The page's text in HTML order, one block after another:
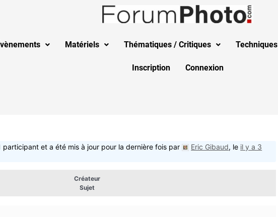
Matériels Thématiques / Critiques Techniques
Inscription Connexion
participant et a été mis à jour pour la dernière fois par Eric Gibaud, le il y a 3
Créateur
Sujet